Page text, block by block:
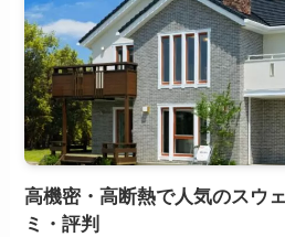
高機密・高断熱で人気のスウ
ミ・評判